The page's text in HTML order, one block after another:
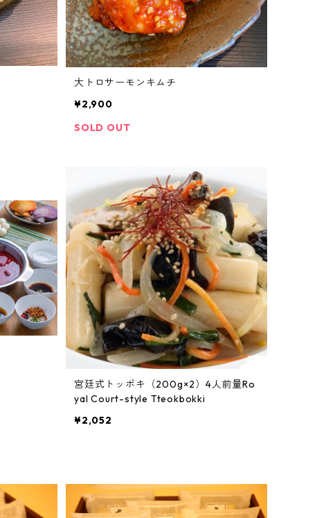
大トロサーモンキムチ
¥2,900
SOLD OUT
宮廷式トッポキ（200g×2）4人前量Ro
yal Court-style Tteokbokki
¥2,052